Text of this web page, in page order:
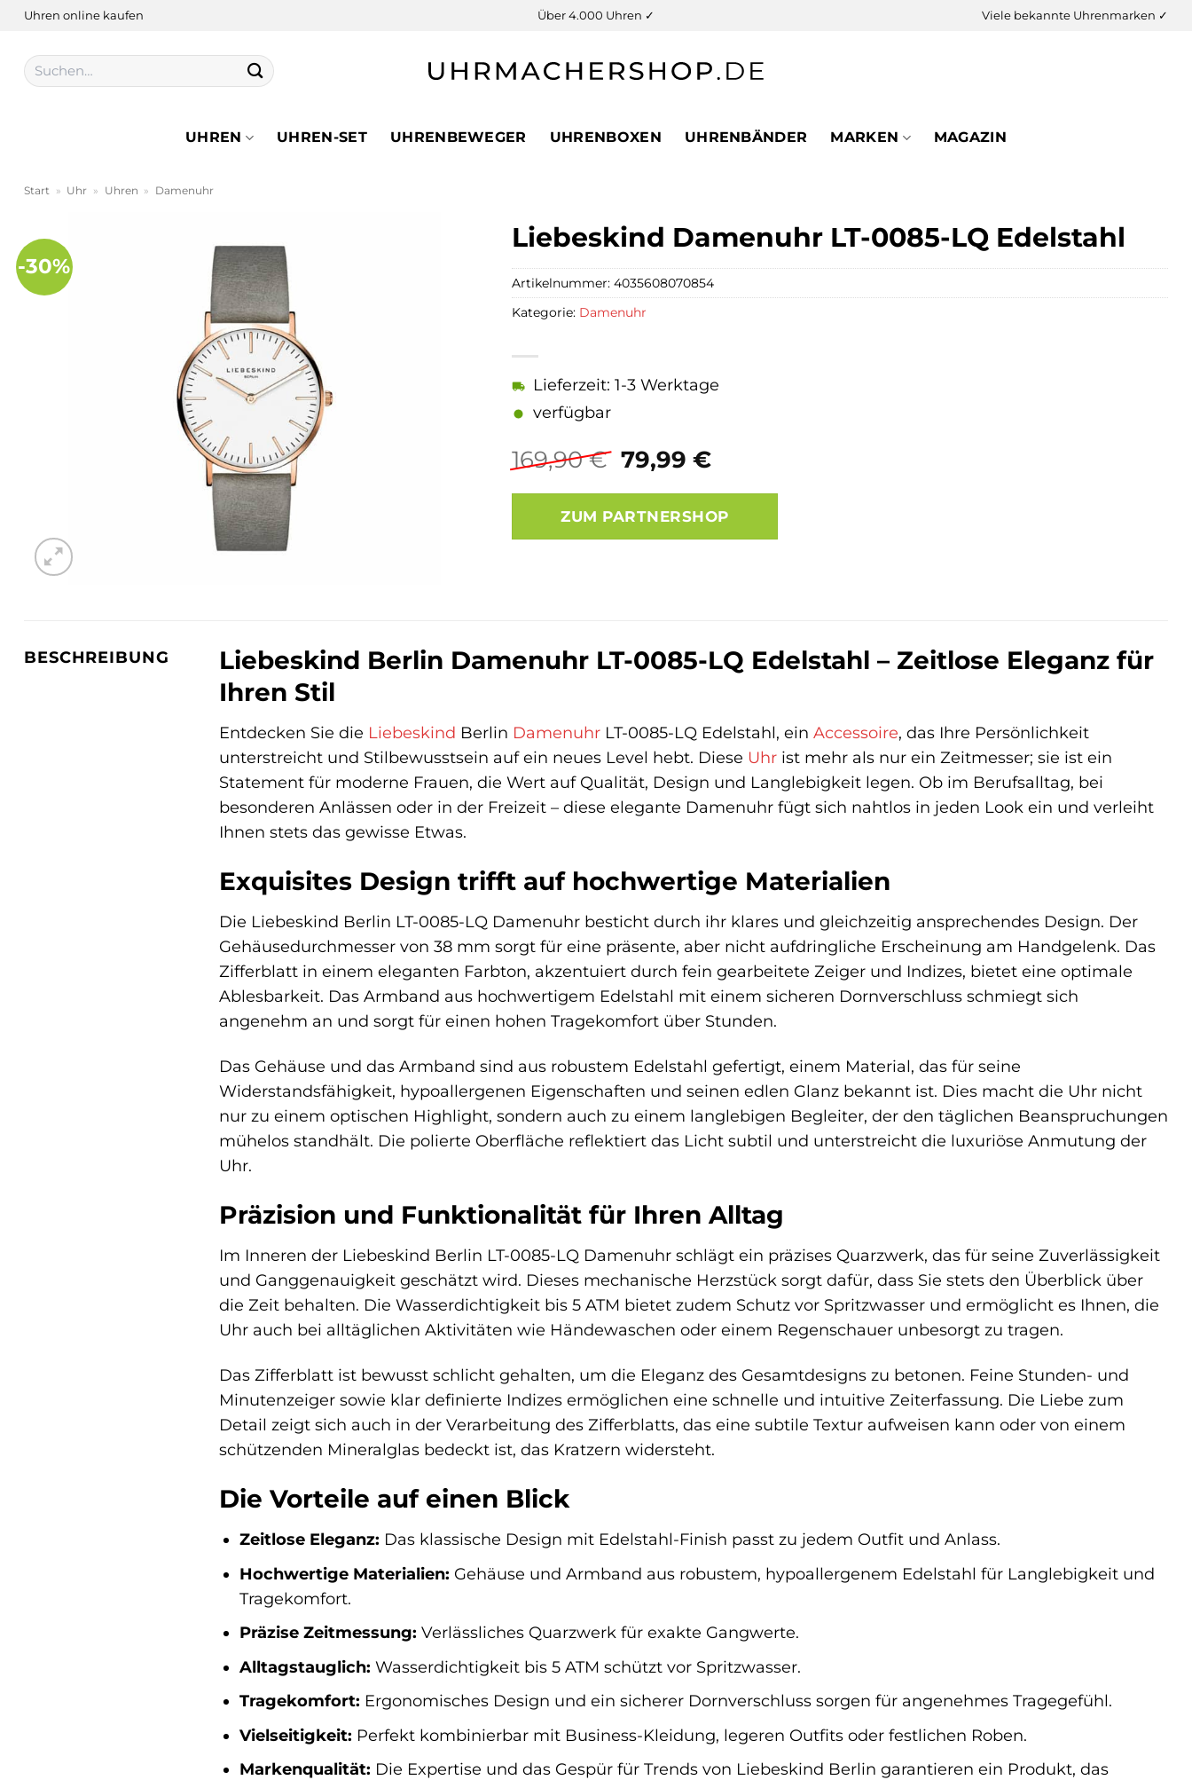
Zum
springen
Uhren online kaufen Über 4.000 Uhren ✓ Viele bekannte Uhrenmarken ✓
Suchen
nach:
UHREN UHREN-SET UHRENBEWEGER UHRENBOXEN UHRENBÄNDER MARKEN MAGAZIN
Start » Uhr » Uhren » Damenuhr
-30%
Liebeskind Damenuhr LT-0085-LQ Edelstahl
169,90€ Ursprünglicher
war:
169,90 €
79,99 €Aktueller
ist:
79,99 €.
Lieferzeit: 1-3 Werktage
verfügbar
ZUM PARTNERSHOP
Artikelnummer: 4035608070854
Kategorie: Damenuhr
BESCHREIBUNG
Liebeskind Berlin Damenuhr LT-0085-LQ Edelstahl – Zeitlose Eleganz für
Ihren Stil
Entdecken Sie die Liebeskind Berlin Damenuhr LT-0085-LQ Edelstahl, ein Accessoire, das Ihre Persönlichkeit
unterstreicht und Stilbewusstsein auf ein neues Level hebt. Diese Uhr ist mehr als nur ein Zeitmesser; sie ist ein
Statement für moderne Frauen, die Wert auf Qualität, Design und Langlebigkeit legen. Ob im Berufsalltag, bei
besonderen Anlässen oder in der Freizeit – diese elegante Damenuhr fügt sich nahtlos in jeden Look ein und verleiht
Ihnen stets das gewisse Etwas.
Exquisites Design trifft auf hochwertige Materialien
Die Liebeskind Berlin LT-0085-LQ Damenuhr besticht durch ihr klares und gleichzeitig ansprechendes Design. Der
Gehäusedurchmesser von 38 mm sorgt für eine präsente, aber nicht aufdringliche Erscheinung am Handgelenk. Das
Zifferblatt in einem eleganten Farbton, akzentuiert durch fein gearbeitete Zeiger und Indizes, bietet eine optimale
Ablesbarkeit. Das Armband aus hochwertigem Edelstahl mit einem sicheren Dornverschluss schmiegt sich
angenehm an und sorgt für einen hohen Tragekomfort über Stunden.
Das Gehäuse und das Armband sind aus robustem Edelstahl gefertigt, einem Material, das für seine
Widerstandsfähigkeit, hypoallergenen Eigenschaften und seinen edlen Glanz bekannt ist. Dies macht die Uhr nicht
nur zu einem optischen Highlight, sondern auch zu einem langlebigen Begleiter, der den täglichen Beanspruchungen
mühelos standhält. Die polierte Oberfläche reflektiert das Licht subtil und unterstreicht die luxuriöse Anmutung der
Uhr.
Präzision und Funktionalität für Ihren Alltag
Im Inneren der Liebeskind Berlin LT-0085-LQ Damenuhr schlägt ein präzises Quarzwerk, das für seine Zuverlässigkeit
und Ganggenauigkeit geschätzt wird. Dieses mechanische Herzstück sorgt dafür, dass Sie stets den Überblick über
die Zeit behalten. Die Wasserdichtigkeit bis 5 ATM bietet zudem Schutz vor Spritzwasser und ermöglicht es Ihnen, die
Uhr auch bei alltäglichen Aktivitäten wie Händewaschen oder einem Regenschauer unbesorgt zu tragen.
Das Zifferblatt ist bewusst schlicht gehalten, um die Eleganz des Gesamtdesigns zu betonen. Feine Stunden- und
Minutenzeiger sowie klar definierte Indizes ermöglichen eine schnelle und intuitive Zeiterfassung. Die Liebe zum
Detail zeigt sich auch in der Verarbeitung des Zifferblatts, das eine subtile Textur aufweisen kann oder von einem
schützenden Mineralglas bedeckt ist, das Kratzern widersteht.
Die Vorteile auf einen Blick
Zeitlose Eleganz: Das klassische Design mit Edelstahl-Finish passt zu jedem Outfit und Anlass.
Hochwertige Materialien: Gehäuse und Armband aus robustem, hypoallergenem Edelstahl für Langlebigkeit und
Tragekomfort.
Präzise Zeitmessung: Verlässliches Quarzwerk für exakte Gangwerte.
Alltagstauglich: Wasserdichtigkeit bis 5 ATM schützt vor Spritzwasser.
Tragekomfort: Ergonomisches Design und ein sicherer Dornverschluss sorgen für angenehmes Tragegefühl.
Vielseitigkeit: Perfekt kombinierbar mit Business-Kleidung, legeren Outfits oder festlichen Roben.
Markenqualität: Die Expertise und das Gespür für Trends von Liebeskind Berlin garantieren ein Produkt, das